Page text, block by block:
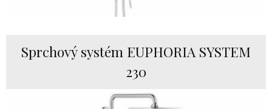
Sprchový systém EUPHORIA SYSTEM
230